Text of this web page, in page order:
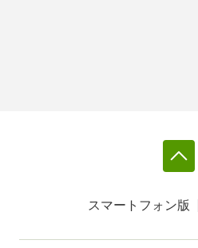
スマートフォン版